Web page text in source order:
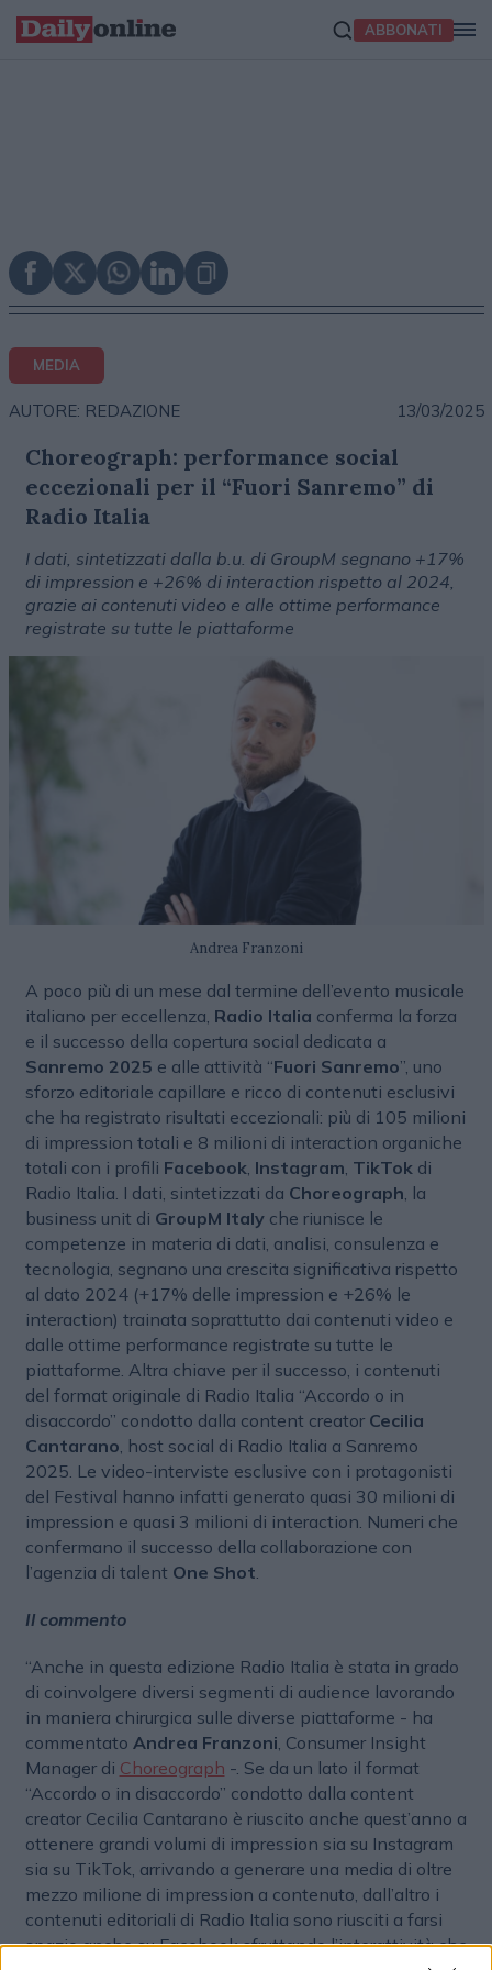
ABBONATI
MEDIA
AUTORE: REDAZIONE 13/03/2025
Choreograph: performance social
eccezionali per il “Fuori Sanremo” di
Radio Italia
I dati, sintetizzati dalla b.u. di GroupM segnano +17%
di impression e +26% di interaction rispetto al 2024,
grazie ai contenuti video e alle ottime performance
registrate su tutte le piattaforme
Andrea Franzoni
A poco più di un mese dal termine dell’evento musicale
italiano per eccellenza, Radio Italia conferma la forza
e il successo della copertura social dedicata a
Sanremo 2025 e alle attività “Fuori Sanremo”, uno
sforzo editoriale capillare e ricco di contenuti esclusivi
che ha registrato risultati eccezionali: più di 105 milioni
di impression totali e 8 milioni di interaction organiche
totali con i profili Facebook Instagram TikTok di
Radio Italia. I dati, sintetizzati da Choreograph , la
business unit di GroupM Italyche riunisce le
competenze in materia di dati, analisi, consulenza e
tecnologia, segnano una crescita significativa rispetto
al dato 2024 (+17% delle impression e +26% le
interaction) trainata soprattutto dai contenuti video e
dalle ottime performance registrate su tutte le
piattaforme. Altra chiave per il successo, i contenuti
del format originale di Radio Italia “Accordo o in
disaccordo” condotto dalla content creator Cecilia
Cantarano , host social di Radio Italia a Sanremo
2025. Le video-interviste esclusive con i protagonisti
del Festival hanno infatti generato quasi 30 milioni di
impression e quasi 3 milioni di interaction. Numeri che
confermano il successo della collaborazione con
l’agenzia di talent One Shot
Il commento
“Anche in questa edizione Radio Italia è stata in grado
di coinvolgere diversi segmenti di audience lavorando
in maniera chirurgica sulle diverse piattaforme - ha
commentato Andrea Franzoni , Consumer Insight
Manager di Choreograph -. Se da un lato il format
“Accordo o in disaccordo” condotto dalla content
creator Cecilia Cantarano è riuscito anche quest’anno a
ottenere grandi volumi di impression sia su Instagram
sia su TikTok, arrivando a generare una media di oltre
mezzo milione di impression a contenuto, dall’altro i
contenuti editoriali di Radio Italia sono riusciti a farsi
spazio anche su Facebook sfruttando l’interattività che